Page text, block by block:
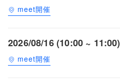
meet開催
2026/08/16 (10:00 ~ 11:00)
meet開催